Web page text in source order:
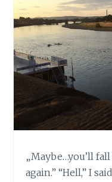
„Maybe…you’ll
again.” “Hell,” I